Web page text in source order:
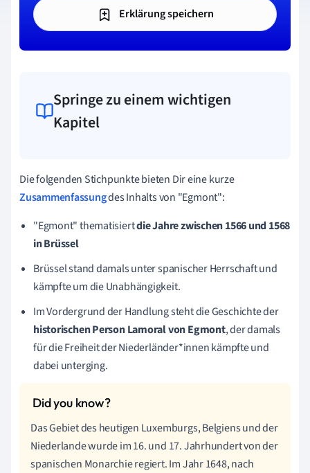
Erklärung speichern
Springe zu einem wichtigen
Kapitel
Die folgenden Stichpunkte bieten Dir eine kurze
Zusammenfassungdes Inhalts von "Egmont":
"Egmont" thematisiertdie Jahre zwischen 1566 und 1568
in Brüssel
Brüssel stand damals unter spanischer Herrschaft und
kämpfte um die Unabhängigkeit.
Im Vordergrund der Handlung steht die Geschichte der
historischen Person Lamoral von Egmont, der damals
für die Freiheit der Niederländer*innen kämpfte und
dabei unterging.
Das Gebiet des heutigen Luxemburgs, Belgiens und der
Niederlande wurde im 16. und 17. Jahrhundert von der
spanischen Monarchie regiert. Im Jahr 1648, nach